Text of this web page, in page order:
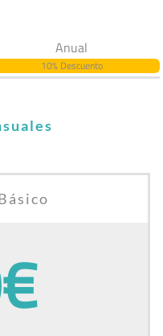
Anual
10% Descuento